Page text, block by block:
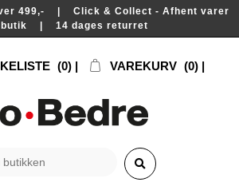
499,- | Click & Collect - Afhent varer
butik | 14 dages returret
(0) VAREKURV (0)